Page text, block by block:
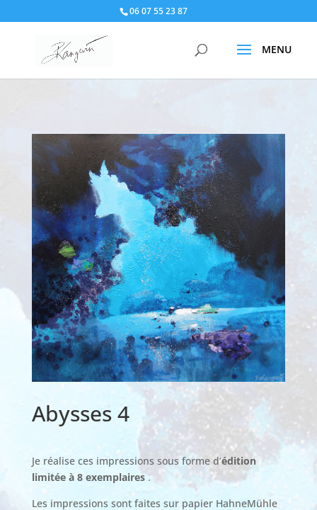
06 07 55 23 87
Abysses 4
Je réalise ces impressions sous forme d’édition
limitée à 8 exemplaires.
Les impressions sont faites sur papier HahneMühle